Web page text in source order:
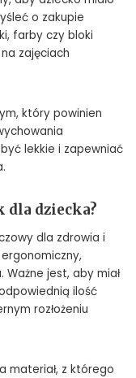
o zakupie
farby czy bloki
zajęciach
który powinien
lekkie i zapewniać
dla dziecka?
dla zdrowia i
jest, aby miał
ilość
rozłożeniu
materiał, z którego